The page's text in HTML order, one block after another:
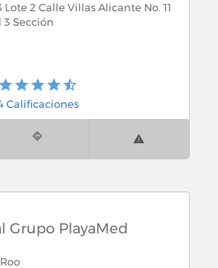
Lote 2 Calle Villas Alicante No. 11
3 Sección
Calificaciones
Grupo PlayaMed